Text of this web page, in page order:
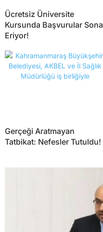
Ücretsiz Üniversite
Kursunda Başvurular Sona
Eriyor!
Gerçeği Aratmayan
Tatbikat: Nefesler Tutuldu!